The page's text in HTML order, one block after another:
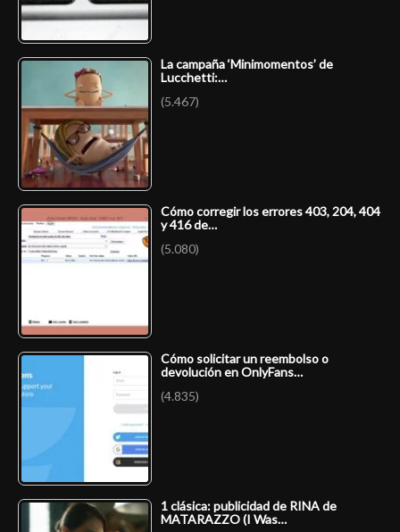
La campaña ‘Minimomentos’ de
Lucchetti:…
(5.467)
Cómo corregir los errores 403, 204, 404
y 416 de…
(5.080)
Cómo solicitar un reembolso o
devolución en OnlyFans…
(4.835)
1 clásica: publicidad de RINA de
MATARAZZO (I Was…